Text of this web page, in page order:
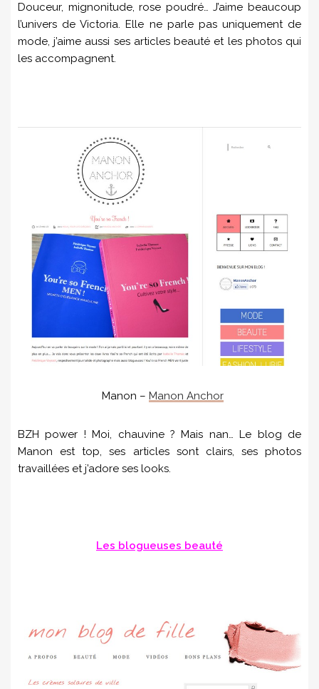
Douceur, mignonitude, rose poudré… J’aime beaucoup
l’univers de Victoria. Elle ne parle pas uniquement de
mode, j’aime aussi ses articles beauté et les photos qui
les accompagnent.
Manon – Manon Anchor
BZH power ! Moi, chauvine ? Mais nan… Le blog de
Manon est top, ses articles sont clairs, ses photos
travaillées et j’adore ses looks.
Les blogueuses beauté